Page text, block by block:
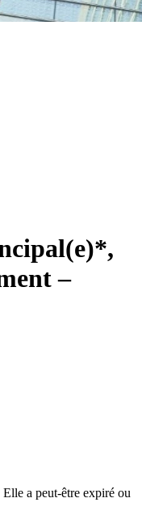
–
a peut-être expiré ou